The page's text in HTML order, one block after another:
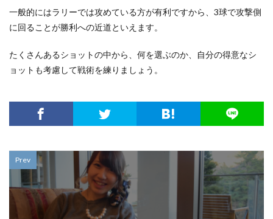
一般的にはラリーでは攻めている方が有利ですから、3球で攻撃側
に回ることが勝利への近道といえます。
たくさんあるショットの中から、何を選ぶのか、自分の得意なシ
ョットも考慮して戦術を練りましょう。
Prev